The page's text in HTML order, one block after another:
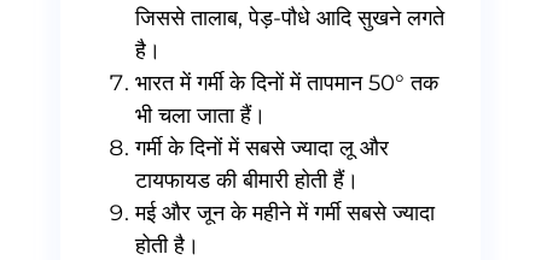
जिससे तालाब, पेड़-पौधे आदि सुखने लगते
है।
भारत में गर्मी के दिनों में तापमान 50° तक
भी चला जाता हैं।
गर्मी के दिनों में सबसे ज्यादा लू और
टायफायड की बीमारी होती हैं।
मई और जून के महीने में गर्मी सबसे ज्यादा
होती है।